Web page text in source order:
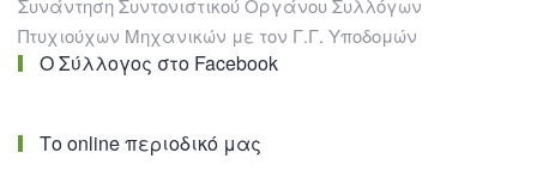
Πτυχιούχων Μηχανικών με τον Γ.Γ. Υποδομών
Ο Σύλλογος στο Facebook
Το online περιοδικό μας